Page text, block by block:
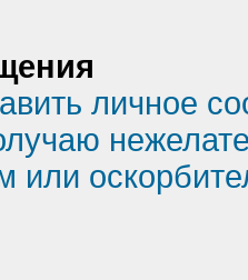
личное
или